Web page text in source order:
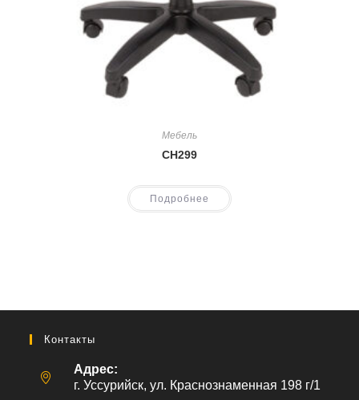
Мебель
CH299
Подробнее
Контакты
Адрес:
г. Уссурийск, ул. Краснознаменная 198 г/1